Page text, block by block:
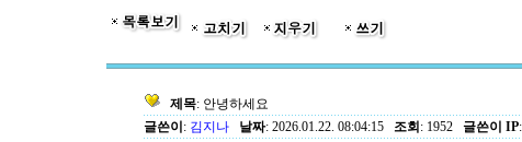
제목: 안녕하세요
글쓴이 : 김지나 날짜: 2026.01.22. 08:04:15 조회 : 1952 글쓴이 IP